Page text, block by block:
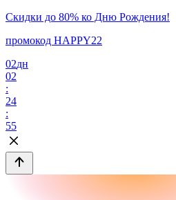
Скидки до 80% ко Дню Рождения!
промокод HAPPY22
02дн
02
:
24
:
55